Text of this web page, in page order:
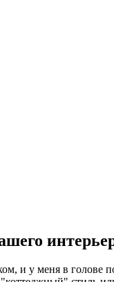
и у меня в голове